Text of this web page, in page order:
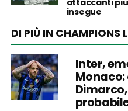
insegue
DI PIÙ IN CHAMPIONS
Inter,